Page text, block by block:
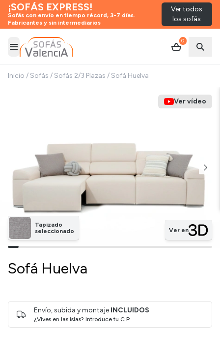
¡SOFÁS EXPRESS!
Sofás con envío en tiempo récord, 3-7 días.
Fabricantes y sin intermediarios
Ver todos
los sofás
Abrir menú
0
Inicio / Sofás / Sofás 2/3 Plazas / Sofá Huelva
Tapizado
seleccionado
Ver vídeo
Ver en
Sofá Huelva
Envío, subida y montaje INCLUIDOS
¿Vives en las islas? Introduce tu C.P.